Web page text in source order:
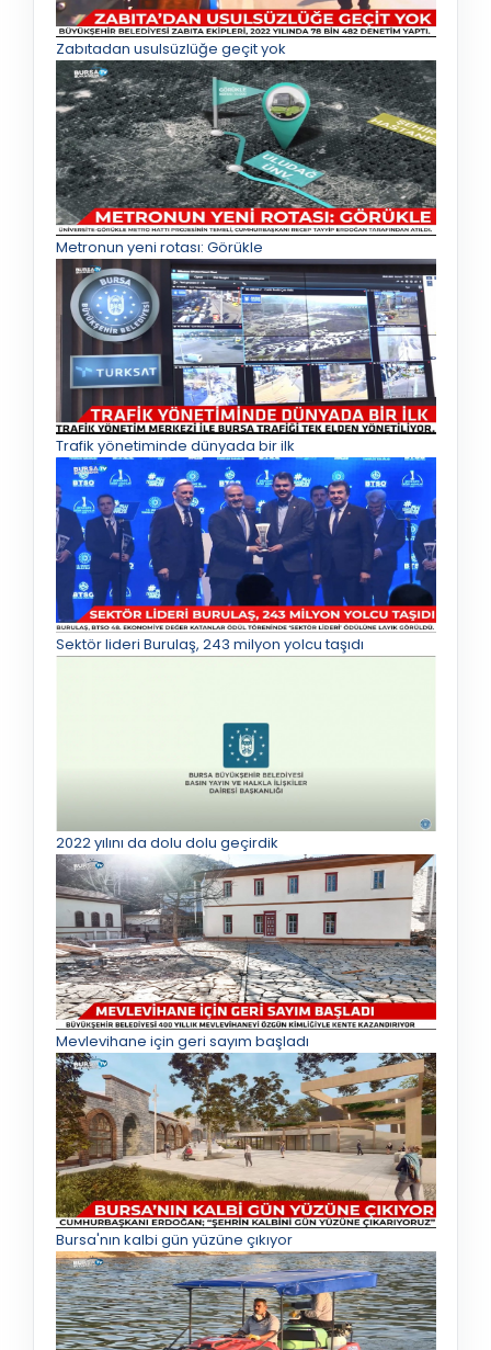
Zabıtadan usulsüzlüğe geçit yok
Metronun yeni rotası: Görükle
Trafik yönetiminde dünyada bir ilk
Sektör lideri Burulaş, 243 milyon yolcu taşıdı
2022 yılını da dolu dolu geçirdik
Mevlevihane için geri sayım başladı
Bursa'nın kalbi gün yüzüne çıkıyor